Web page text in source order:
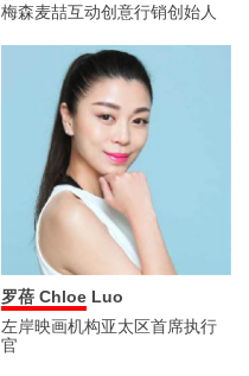
梅森麦喆互动创意行销创始人
罗蓓 Chloe Luo
左岸映画机构亚太区首席执行
官